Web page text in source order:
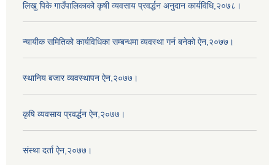
लिखु पिके गाउँपालिकाको कृषी व्यवसाय प्रवर्द्धन अनुदान कार्यविधि,२०७८।
न्यायीक समितिको कार्यविधिका सम्बन्धमा व्यवस्था गर्न बनेको ऐन,२०७७।
स्थानिय बजार व्यवस्थापन ऐन,२०७७।
कृषि व्यवसाय प्रवर्द्धन ऐन,२०७७।
संस्था दर्ता ऐन,२०७७।